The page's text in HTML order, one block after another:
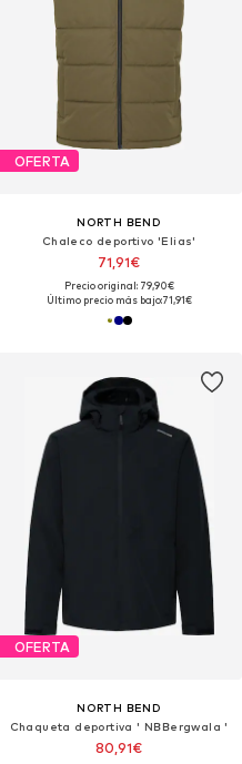
OFERTA
NORTH BEND
Chaleco deportivo 'Elias'
71,91€
Precio original: 79,90€
Último precio más bajo:71,91€
OFERTA
NORTH BEND
Chaqueta deportiva ' NBBergwala '
80,91€